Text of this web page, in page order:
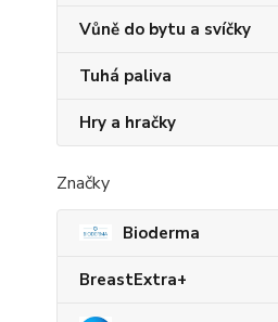
Vůně do bytu a svíčky
Tuhá paliva
Hry a hračky
Značky
Bioderma
BreastExtra+